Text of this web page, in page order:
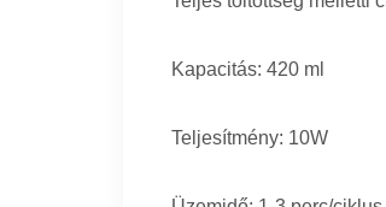
Kapacitás: 420 ml
Teljesítmény: 10W